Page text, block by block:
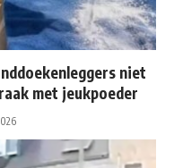
niet
met jeukpoeder